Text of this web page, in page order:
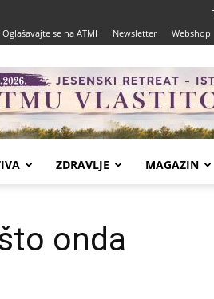
Oglašavajte se na ATMI Newsletter Webshop
ZDRAVLJE MAGAZIN
onda